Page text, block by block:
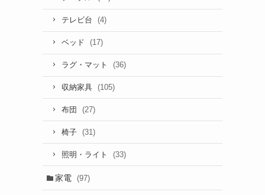
テレビ台 (4)
ベッド (17)
ラグ・マット (36)
収納家具 (105)
布団 (27)
椅子 (31)
照明・ライト (33)
家電 (97)